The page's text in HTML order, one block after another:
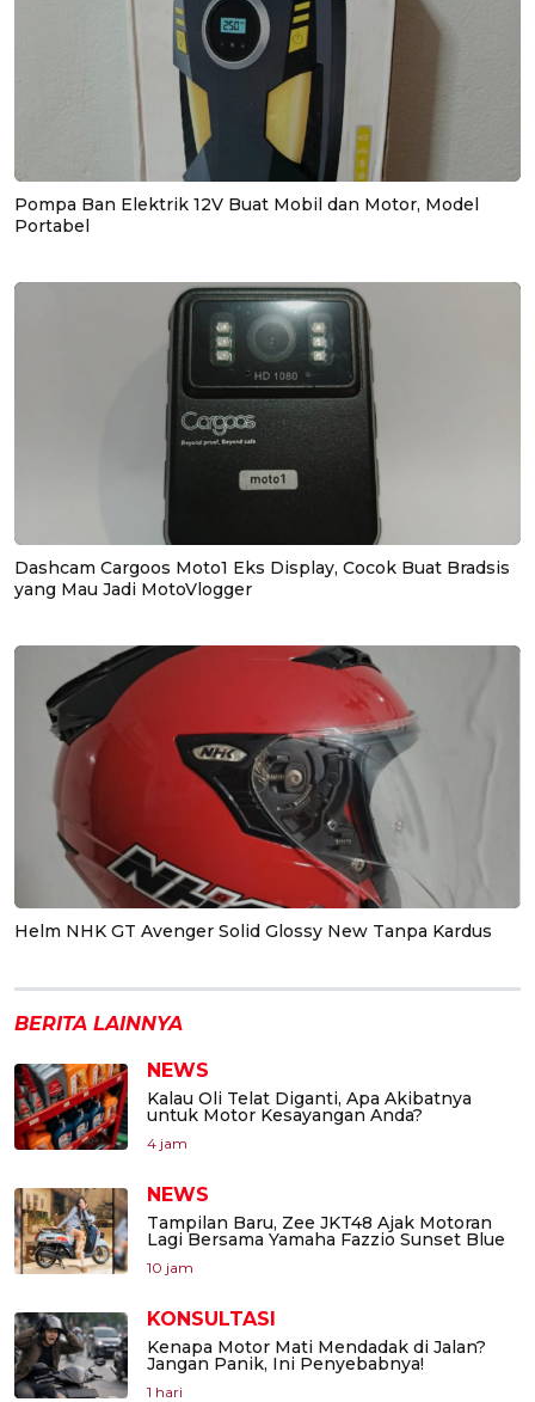
Pompa Ban Elektrik 12V Buat Mobil dan Motor, Model
Portabel
Dashcam Cargoos Moto1 Eks Display, Cocok Buat Bradsis
yang Mau Jadi MotoVlogger
Helm NHK GT Avenger Solid Glossy New Tanpa Kardus
BERITA LAINNYA
NEWS
Kalau Oli Telat Diganti, Apa Akibatnya
untuk Motor Kesayangan Anda?
4 jam
NEWS
Tampilan Baru, Zee JKT48 Ajak Motoran
Lagi Bersama Yamaha Fazzio Sunset Blue
10 jam
KONSULTASI
Kenapa Motor Mati Mendadak di Jalan?
Jangan Panik, Ini Penyebabnya!
1 hari